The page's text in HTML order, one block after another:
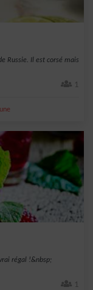
Russie. Il est corsé mais
1
régal !&nbsp;
1